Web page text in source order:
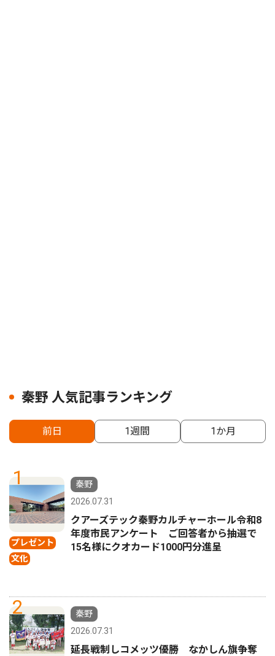
秦野 人気記事ランキング
前日 1週間 1か月
1
プレゼント
文化
秦野
2026.07.31
クアーズテック秦野カルチャーホール令和8
年度市民アンケート ご回答者から抽選で
15名様にクオカード1000円分進呈
2
秦野
2026.07.31
延長戦制しコメッツ優勝 なかしん旗争奪